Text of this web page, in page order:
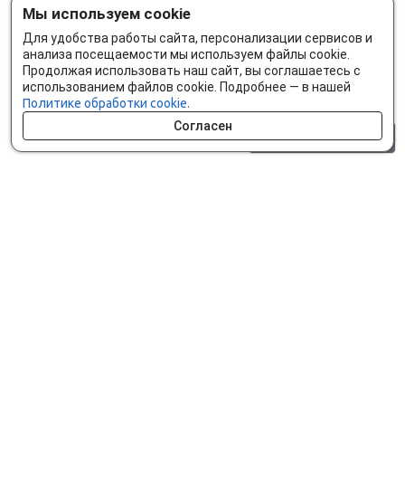
Мы используем cookie
Для удобства работы сайта, персонализации сервисов и
анализа посещаемости мы используем файлы cookie.
Продолжая использовать наш сайт, вы соглашаетесь с
использованием файлов cookie. Подробнее — в нашей
Политике обработки cookie.
Согласен